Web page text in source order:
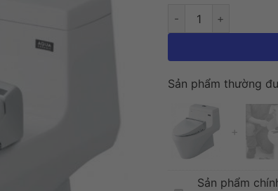
Sản phẩm thường
+
Sản phẩm